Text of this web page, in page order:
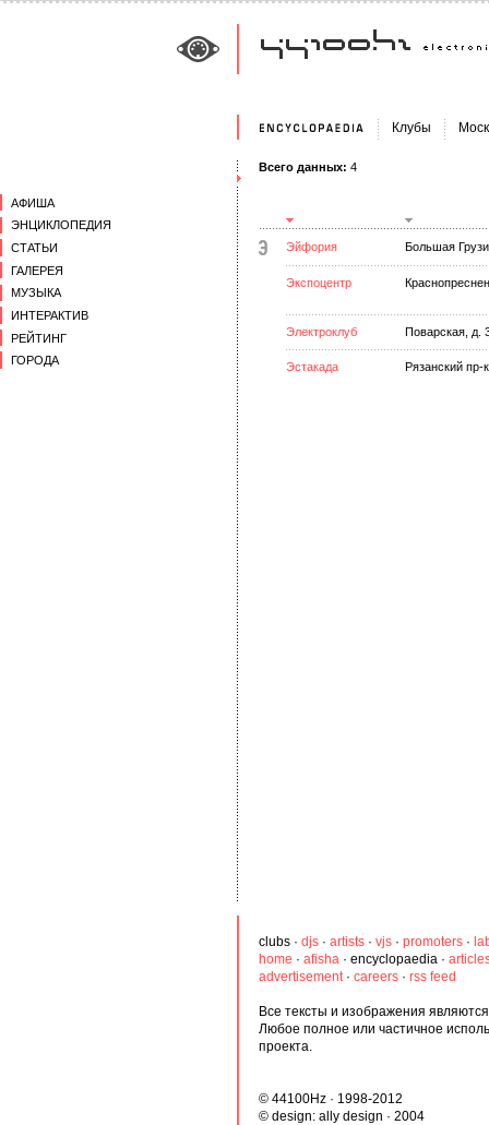
АФИША
ЭНЦИКЛОПЕДИЯ
СТАТЬИ
ГАЛЕРЕЯ
МУЗЫКА
ИНТЕРАКТИВ
РЕЙТИНГ
ГОРОДА
Клубы
Всего данных: 4
Эйфория Большая
Экспоцентр
Электроклуб Поварская, д.
Эстакада Рязанский пр-
clubs · djs · artists · vjs · promoters ·
home · afisha · encyclopaedia ·
advertisement· careers · rss feed
Все тексты и изображения
Любое полное или частичное
проекта.
© 44100Hz · 1998-2012
© design: ally design · 2004